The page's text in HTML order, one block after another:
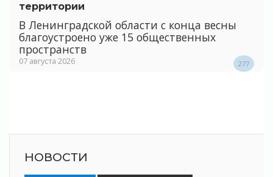
территории
В Ленинградской области с конца весны
благоустроено уже 15 общественных
пространств
07 августа 2026 277
НОВОСТИ